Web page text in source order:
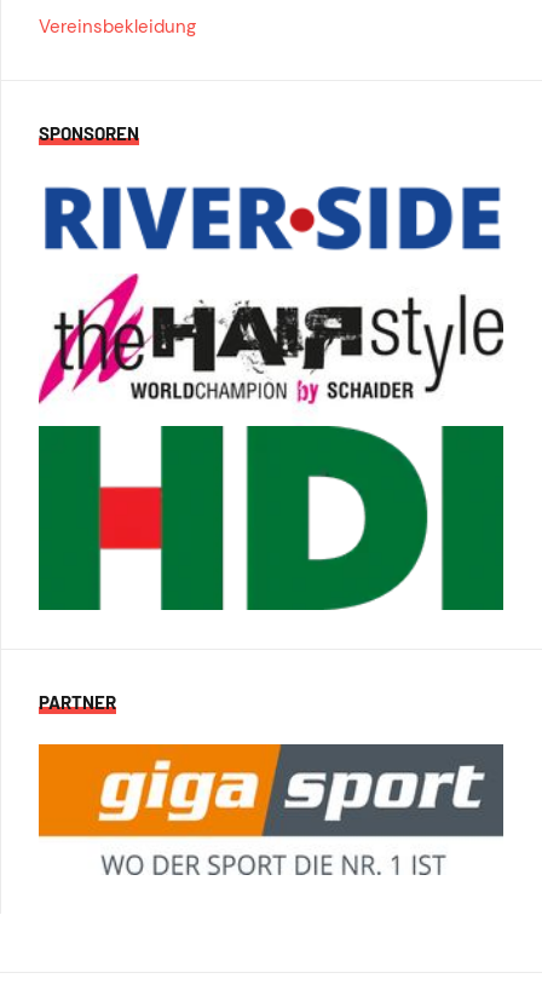
Vereinsbekleidung
SPONSOREN
PARTNER